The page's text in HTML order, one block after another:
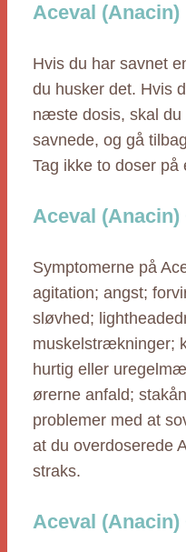
Aceval
Hvis du har savnet
du husker det. Hvis
næste dosis, skal du
savnede, og gå
Tag ikke to doser på
Aceval
Symptomerne på
agitation; angst;
sløvhed;
muskelstrækninger;
hurtig eller
ørerne anfald;
problemer med at
at du overdoserede
straks.
Aceval (Anacin)